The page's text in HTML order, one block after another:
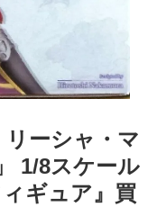
ーシャ・マ
​1/8スケール
ギュア』買